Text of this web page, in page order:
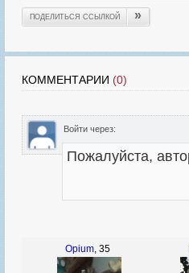
ПОДЕЛИТЬСЯ ССЫЛКОЙ »
КОММЕНТАРИИ (0)
Войти через:
Opium, 35